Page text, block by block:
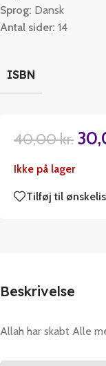
Sprog: Dansk
Antal sider: 14
ISBN
40,00kr.
Ikke på lager
Tilføj til
Beskrivelse
Allah har skabt Alle